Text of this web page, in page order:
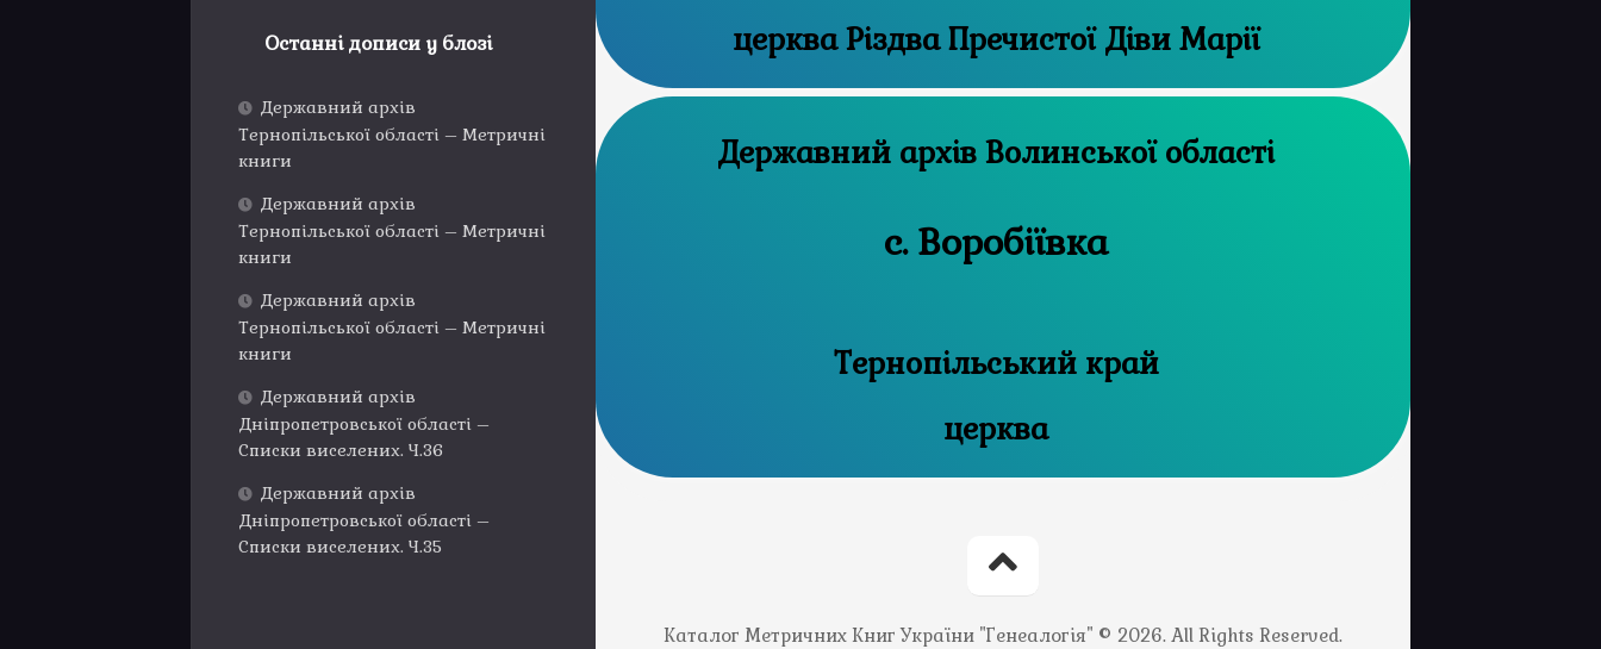
Останні дописи у блозі
Державний архів
Тернопільської області – Метричні
книги
Державний архів
Тернопільської області – Метричні
книги
Державний архів
Тернопільської області – Метричні
книги
Державний архів
Дніпропетровської області –
Списки виселених. Ч.36
Державний архів
Дніпропетровської області –
Списки виселених. Ч.35
церква Різдва Пречистої Діви Марії
Державний архів Волинської області
с. Воробіївка
Тернопільський край
церква
Каталог Метричних Книг України "Генеалогія" © 2026. All Rights Reserved.